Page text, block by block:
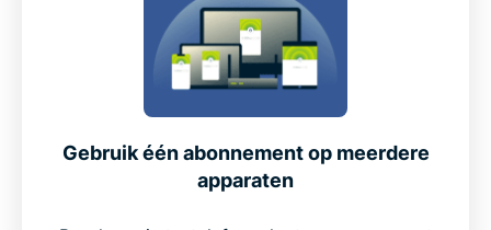
Gebruik één abonnement op meerdere
apparaten